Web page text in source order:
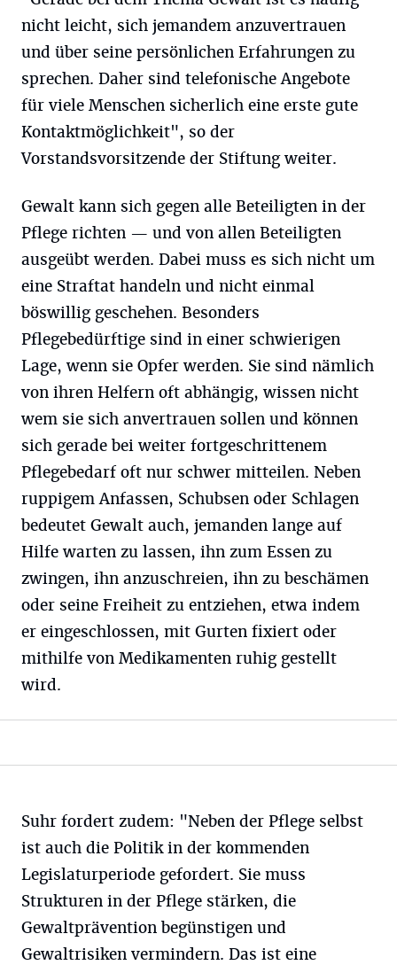
nicht leicht, sich jemandem anzuvertrauen
und über seine persönlichen Erfahrungen zu
sprechen. Daher sind telefonische Angebote
für viele Menschen sicherlich eine erste gute
Kontaktmöglichkeit", so der
Vorstandsvorsitzende der Stiftung weiter.
Gewalt kann sich gegen alle Beteiligten in der
Pflege richten — und von allen Beteiligten
ausgeübt werden. Dabei muss es sich nicht um
eine Straftat handeln und nicht einmal
böswillig geschehen. Besonders
Pflegebedürftige sind in einer schwierigen
Lage, wenn sie Opfer werden. Sie sind nämlich
von ihren Helfern oft abhängig, wissen nicht
wem sie sich anvertrauen sollen und können
sich gerade bei weiter fortgeschrittenem
Pflegebedarf oft nur schwer mitteilen. Neben
ruppigem Anfassen, Schubsen oder Schlagen
bedeutet Gewalt auch, jemanden lange auf
Hilfe warten zu lassen, ihn zum Essen zu
zwingen, ihn anzuschreien, ihn zu beschämen
oder seine Freiheit zu entziehen, etwa indem
er eingeschlossen, mit Gurten fixiert oder
mithilfe von Medikamenten ruhig gestellt
wird.
Suhr fordert zudem: "Neben der Pflege selbst
ist auch die Politik in der kommenden
Legislaturperiode gefordert. Sie muss
Strukturen in der Pflege stärken, die
Gewaltprävention begünstigen und
Gewaltrisiken vermindern. Das ist eine